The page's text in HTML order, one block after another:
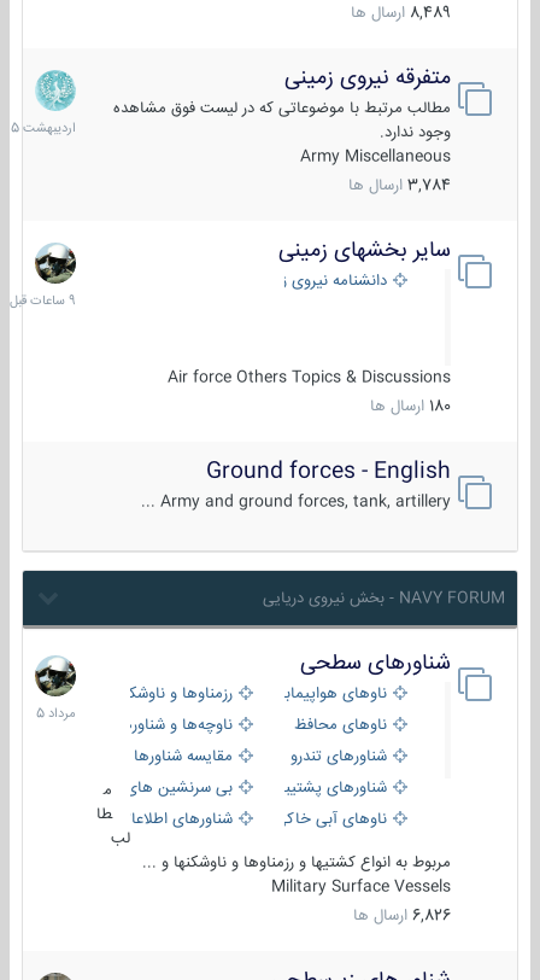
8,489 ارسال ها
متفرقه نیروی زمینی
مطالب مرتبط با موضوعاتی که در لیست فوق مشاهده
وجود ندارد.
Army Miscellaneous
3,784 ارسال ها
27
1405
سایر بخشهای زمینی
دانشنامه نیروی زمینی
Air force Others Topics & Discussions
180 ارسال ها
9
ساعات
قبل
Ground forces - English
Army and ground forces, tank, artillery ...
NAVY FORUM - بخش نیروی دریایی
شناورهای سطحی
ناوهای هواپیمابر و بالگرد بررزمناوها و ناوشکن‌ها
ناوهای محافظ
ناوچه‌ها و شناورهای گشتی
شناورهای تندرو
مقایسه شناورها
شناورهای پشتیبانی
بی سرنشین های دریایی
ناوهای آبی خاکی و نیروبرشناورهای اطلاعاتی و جاسوسی
طا
لب
مربوط به انواع کشتیها و رزمناوها و ناوشکنها و ...
Military Surface Vessels
6,826 ارسال ها
2
مرداد
1405